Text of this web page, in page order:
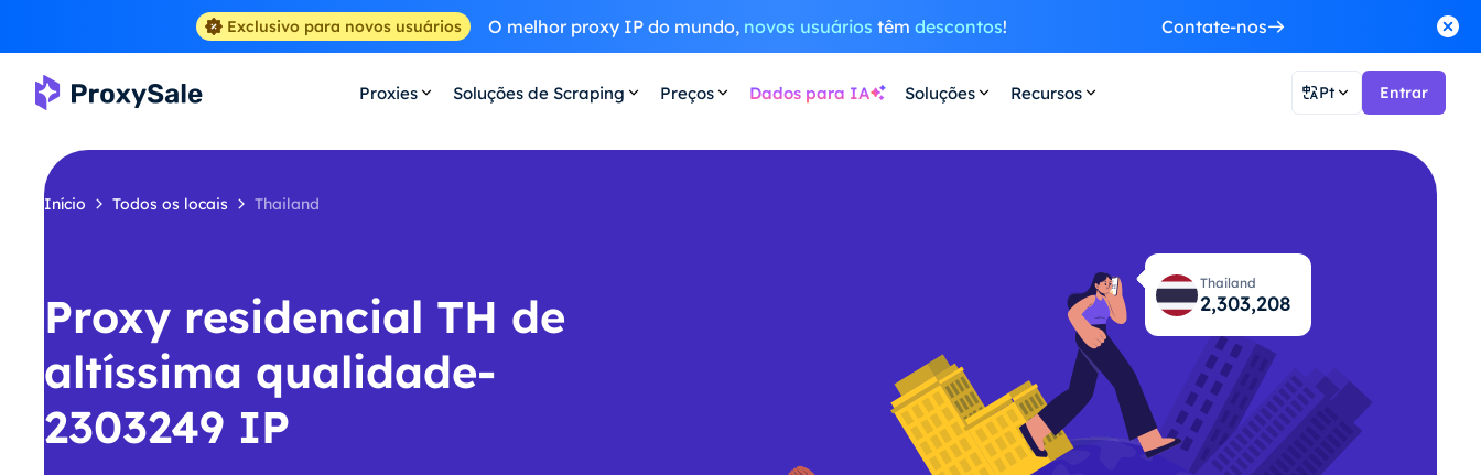
Exclusivo para novos usuários O melhor proxy IP do mundo, novos usuários têm descontos! Contate-nos
Proxies Soluções de Scraping Preços Dados para IA Soluções Recursos Pt Entrar
Início Todos os locais Thailand
Proxy residencial TH de
altíssima qualidade-
2303249 IP
Thailand
2,303,249